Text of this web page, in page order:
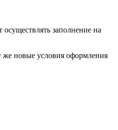
заполнение на
же новые условия оформления